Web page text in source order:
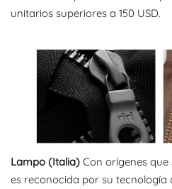
unitarios superiores a 150 USD.
Lampo (Italia) Con orígenes
es reconocida por su tecnología